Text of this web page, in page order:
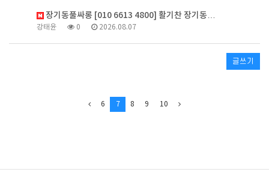
장기동풀싸롱 [010 6613 4800] 활기찬 장기동…
강태윤 0 2026.08.07
글쓰기
6 7 8 9 10